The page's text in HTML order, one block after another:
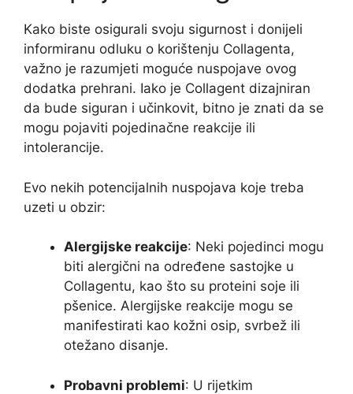
Kako biste osigurali svoju sigurnost i donijeli
informiranu odluku o korištenju Collagenta,
važno je razumjeti moguće nuspojave ovog
dodatka prehrani. Iako je Collagent dizajniran
da bude siguran i učinkovit, bitno je znati da se
mogu pojaviti pojedinačne reakcije ili
intolerancije.
Evo nekih potencijalnih nuspojava koje treba
uzeti u obzir:
Alergijske reakcije: Neki pojedinci mogu
biti alergični na određene sastojke u
Collagentu, kao što su proteini soje ili
pšenice. Alergijske reakcije mogu se
manifestirati kao kožni osip, svrbež ili
otežano disanje.
Probavni problemi: U rijetkim